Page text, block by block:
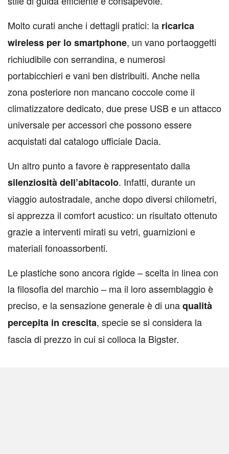
Molto curati anche i dettagli pratici: la ricarica
wireless per lo smartphone, un vano portaoggetti
richiudibile con serrandina, e numerosi
portabicchieri e vani ben distribuiti. Anche nella
zona posteriore non mancano coccole come il
climatizzatore dedicato, due prese USB e un attacco
universale per accessori che possono essere
acquistati dal catalogo ufficiale Dacia.
Un altro punto a favore è rappresentato dalla
silenziosità dell’abitacolo. Infatti, durante un
viaggio autostradale, anche dopo diversi chilometri,
si apprezza il comfort acustico: un risultato ottenuto
grazie a interventi mirati su vetri, guarnizioni e
materiali fonoassorbenti.
Le plastiche sono ancora rigide – scelta in linea con
la filosofia del marchio – ma il loro assemblaggio è
preciso, e la sensazione generale è di unaqualità
percepita in crescita, specie se si considera la
fascia di prezzo in cui si colloca la Bigster.